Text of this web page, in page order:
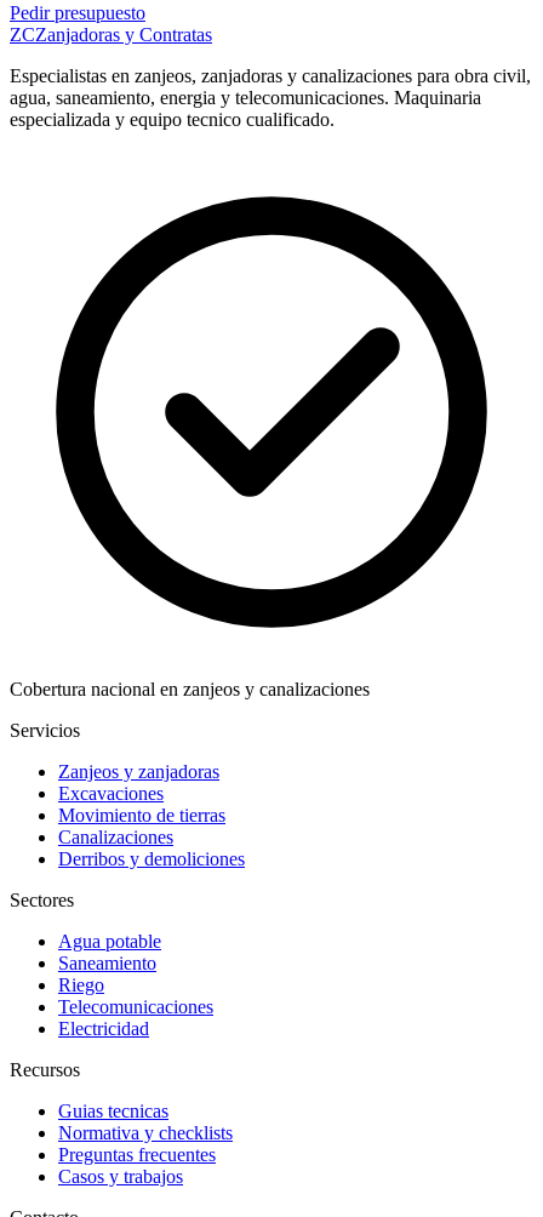
Pedir presupuesto
ZCZanjadoras y Contratas
Especialistas en zanjeos, zanjadoras y canalizaciones para obra civil,
agua, saneamiento, energia y telecomunicaciones. Maquinaria
especializada y equipo tecnico cualificado.
Cobertura nacional en zanjeos y canalizaciones
Servicios
Zanjeos y zanjadoras
Excavaciones
Movimiento de tierras
Canalizaciones
Derribos y demoliciones
Sectores
Agua potable
Saneamiento
Riego
Telecomunicaciones
Electricidad
Recursos
Guias tecnicas
Normativa y checklists
Preguntas frecuentes
Casos y trabajos